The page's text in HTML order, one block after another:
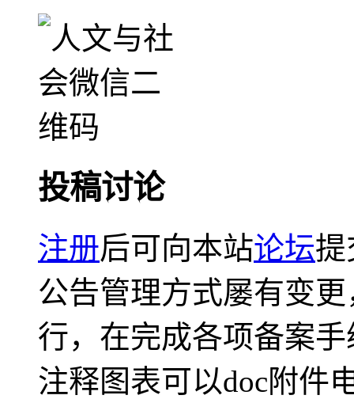
投稿讨论
注册后可向本站论坛提
公告管理方式屡有变
行，在完成各项备案
注释图表可以doc附件